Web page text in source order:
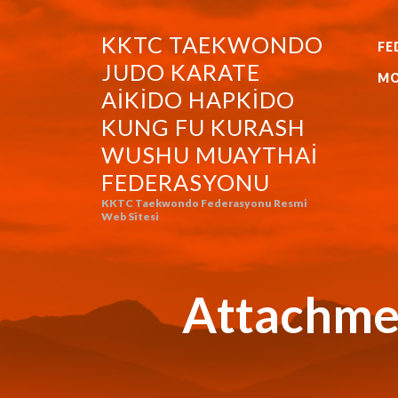
KKTC TAEKWONDO
JUDO KARATE
AIKIDO HAPKIDO
KUNG FU KURASH
WUSHU MUAYTHAI
FEDERASYONU
KKTC Taekwondo Federasyonu Resmi
Web Sitesi
KKTC TAEKWONDO JUDO